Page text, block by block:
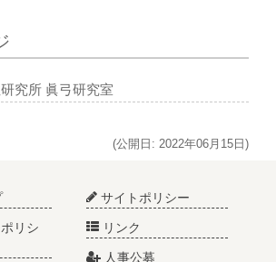
究所 眞弓研究室
(公開日: 2022年06月15日)
サイトポリシー
リシ
リンク
人事公募